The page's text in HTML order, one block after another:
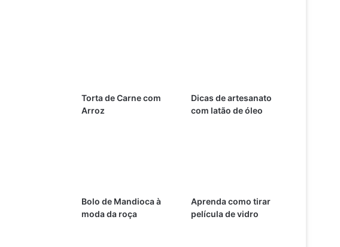
Torta de Carne com
Arroz
Dicas de artesanato
com latão de óleo
Bolo de Mandioca à
moda da roça
Aprenda como tirar
película de vidro